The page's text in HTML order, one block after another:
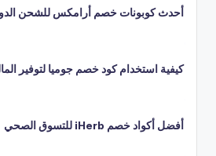
أحدث كوبونات خصم أرامكس للشحن
كيفية استخدام كود خصم جوميا لتوفير
أفضل أكواد خصم iHerb للتسوق الصحي